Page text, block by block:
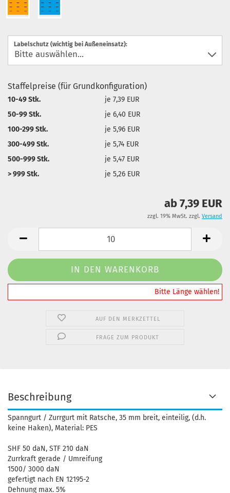
Labelschutz (wichtig bei Außeneinsatz):
Staffelpreise (für Grundkonfiguration)
10-49 Stk.
je 7,39 EUR
50-99 Stk.
je 6,40 EUR
100-299 Stk.
je 5,96 EUR
300-499 Stk.
je 5,74 EUR
500-999 Stk.
je 5,47 EUR
> 999 Stk.
je 5,26 EUR
ab 7,39 EUR
zzgl. 19% MwSt. zzgl. Versand
️️️️️Bitte Länge wählen!
AUF DEN MERKZETTEL
FRAGE ZUM PRODUKT
Beschreibung
Spanngurt / Zurrgurt mit Ratsche, 35 mm breit, einteilig, (d.h.
keine Haken), Material: PES
SHF 50 daN, STF 210 daN
Zurrkraft gerade / Umreifung
1500/ 3000 daN
gefertigt nach EN 12195-2
Dehnung max. 5%